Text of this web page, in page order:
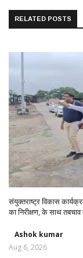
RELATED POSTS
संयुक्तराष्ट्र विकास
का निरीक्षण, के साथ
Ashok kumar
Aug 6, 2026